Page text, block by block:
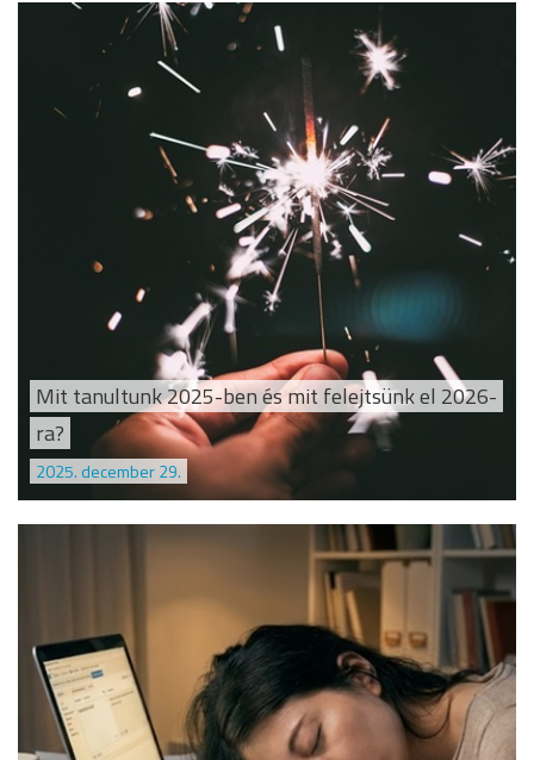
Mit tanultunk 2025-ben és mit felejtsünk el 2026-
ra?
2025. december 29.